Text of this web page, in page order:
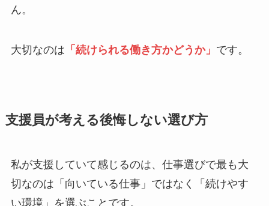
ん。
大切なのは 「続けられる働き方かどうか」 です。
支援員が考える後悔しない選び方
私が支援していて感じるのは、仕事選びで最も大
切なのは「向いている仕事」ではなく「続けやす
い環境」を選ぶことです。